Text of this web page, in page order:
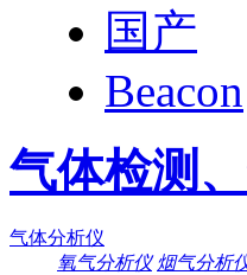
国产
Beacon
气体检测
气体分析仪
氧气分析仪 烟气分析